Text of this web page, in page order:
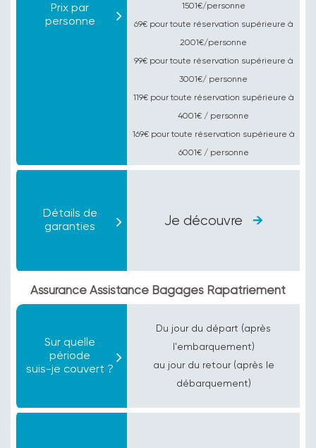
Prix par
personne
1501€/personne
69€ pour toute réservation supérieure à
2001€/personne
99€ pour toute réservation supérieure à
3001€/ personne
119€ pour toute réservation supérieure à
4001€ / personne
169€ pour toute réservation supérieure à
6001€ / personne
Détails de
garanties
Je découvre
Assurance Assistance Bagages Rapatriement
Sur quelle
période
suis-je couvert ?
Du jour du départ (après
l'embarquement)
au jour du retour (après le
débarquement)